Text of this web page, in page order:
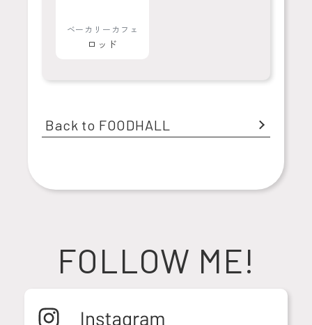
ベーカリーカフェ
ロッド
Back to FOODHALL
FOLLOW ME!